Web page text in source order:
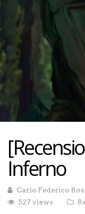
Inferno
Carlo Federico
527 views